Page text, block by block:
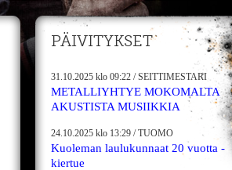
PÄIVITYKSET
31.10.2025 klo 09:22 /SEITTIMESTARI
METALLIYHTYE MOKOMALTA
AKUSTISTA MUSIIKKIA
24.10.2025 klo 13:29 /TUOMO
Kuoleman laulukunnaat 20 vuotta -
kiertue